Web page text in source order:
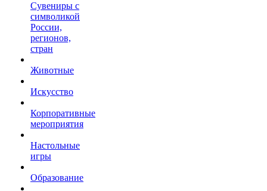
Сувениры с
символикой
России,
регионов,
стран
Животные
Искусство
Корпоративные
мероприятия
Настольные
игры
Образование